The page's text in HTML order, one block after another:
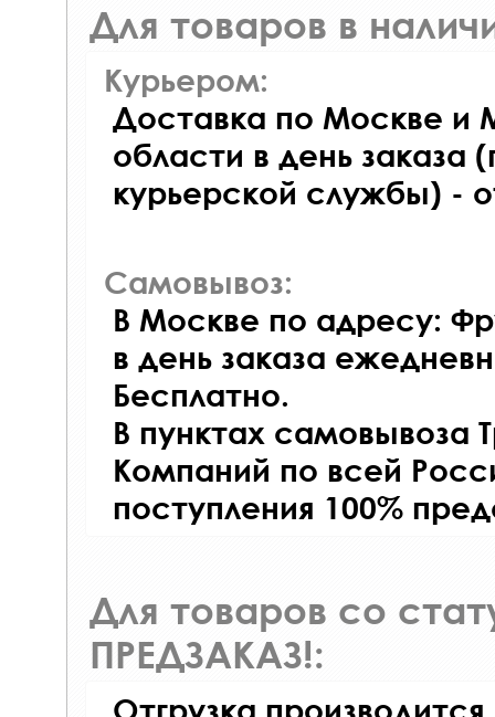
Для товаров в
Курьером:
Доставка по Москве и
области в день заказа
курьерской службы) -
Самовывоз:
В Москве по адресу:
в день заказа
Бесплатно.
В пунктах самовывоза
Компаний по всей
поступления 100%
Для товаров со
ПРЕДЗАКАЗ!:
Отгрузка